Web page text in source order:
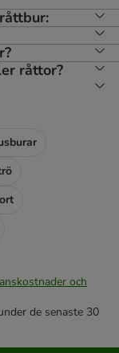
råttor?
och
de senaste 30